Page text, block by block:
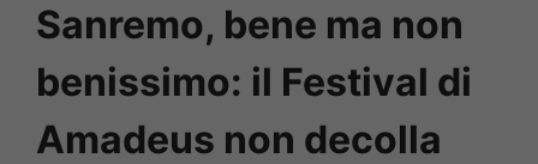
Sanremo, bene ma non
benissimo: il Festival di
Amadeus non decolla